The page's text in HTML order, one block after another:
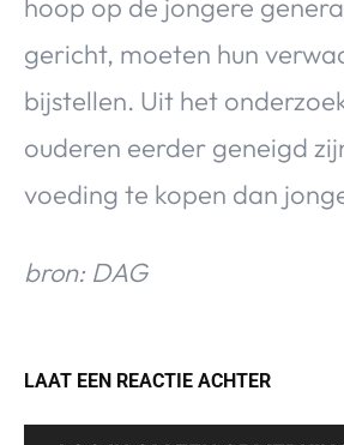
hoop op de jongere
gericht, moeten hun
bijstellen. Uit het
ouderen eerder geneigd
voeding te kopen dan
bron: DAG
LAAT EEN REACTIE ACHTER